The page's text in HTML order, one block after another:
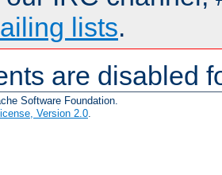
lists.
are disabled
Software Foundation.
Version 2.0